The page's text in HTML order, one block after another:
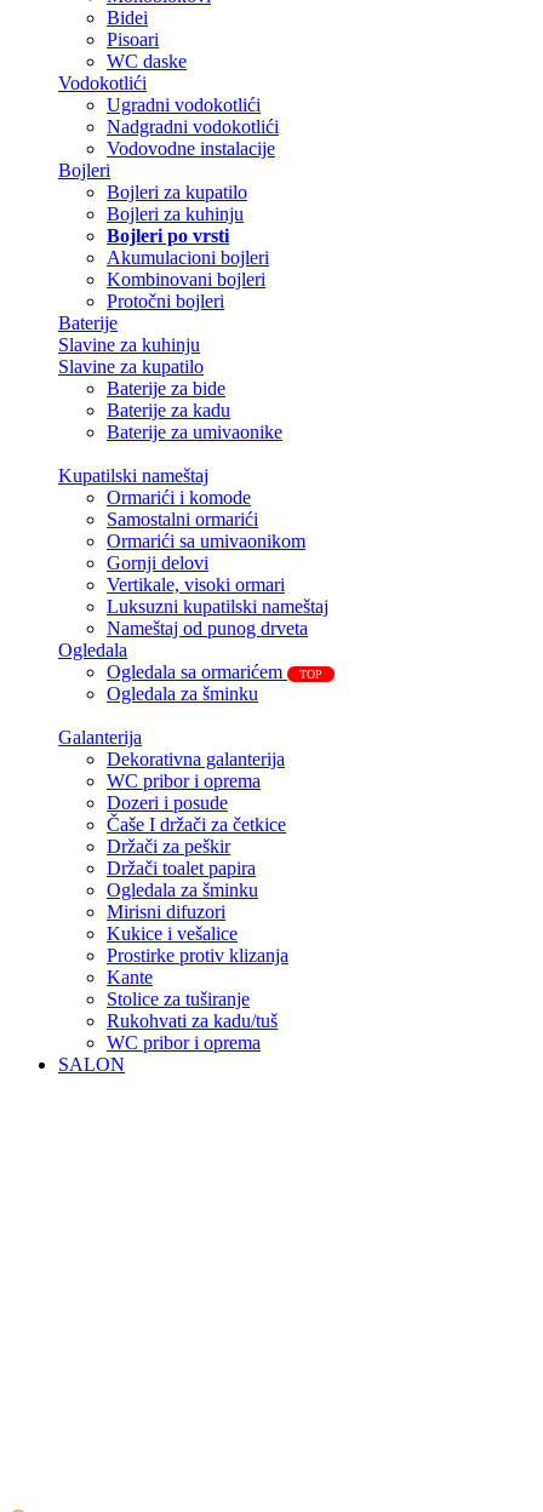
Bidei
Pisoari
WC daske
Vodokotlići
Ugradni vodokotlići
Nadgradni vodokotlići
Vodovodne instalacije
Bojleri
Bojleri za kupatilo
Bojleri za kuhinju
Bojleri po vrsti
Akumulacioni bojleri
Kombinovani bojleri
Protočni bojleri
Baterije
Slavine za kuhinju
Slavine za kupatilo
Baterije za bide
Baterije za kadu
Baterije za umivaonike
Kupatilski nameštaj
Ormarići i komode
Samostalni ormarići
Ormarići sa umivaonikom
Gornji delovi
Vertikale, visoki ormari
Luksuzni kupatilski nameštaj
Nameštaj od punog drveta
Ogledala
Ogledala sa ormarićem
TOP
Ogledala za šminku
Galanterija
Dekorativna galanterija
WC pribor i oprema
Dozeri i posude
Čaše I držači za četkice
Držači za peškir
Držači toalet papira
Ogledala za šminku
Mirisni difuzori
Kukice i vešalice
Prostirke protiv klizanja
Kante
Stolice za tuširanje
Rukohvati za kadu/tuš
WC pribor i oprema
SALON